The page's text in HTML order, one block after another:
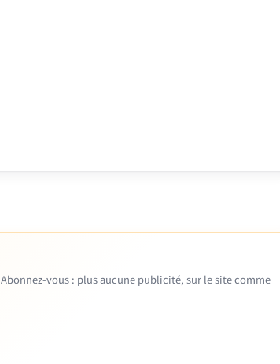
vous : plus aucune publicité, sur le site comme